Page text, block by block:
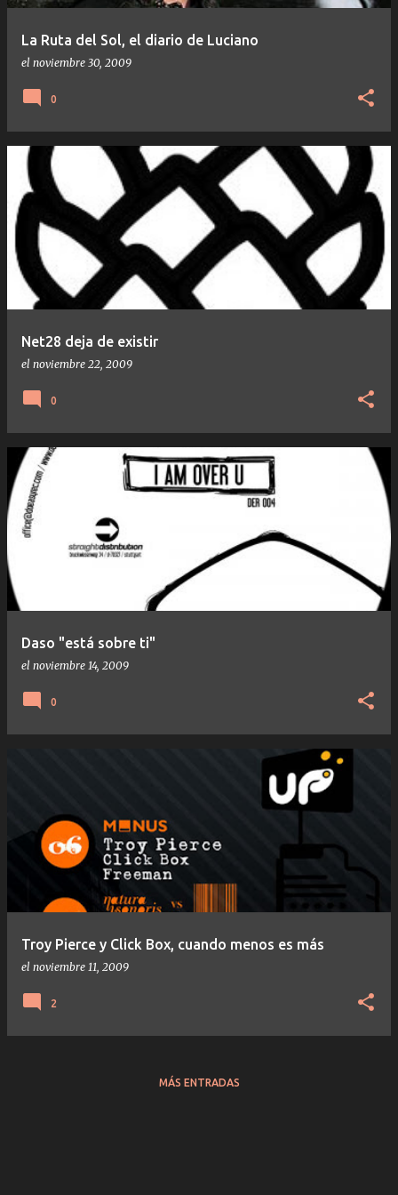
La Ruta del Sol, el diario de Luciano
el noviembre 30, 2009
0
Net28 deja de existir
el noviembre 22, 2009
0
Daso "está sobre ti"
el noviembre 14, 2009
0
Troy Pierce y Click Box, cuando menos es más
el noviembre 11, 2009
2
MÁS ENTRADAS